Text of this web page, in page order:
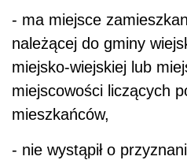
- ma miejsce
należącej do gminy
miejsko-wiejskiej lub
miejscowości liczących
mieszkańców,
- nie wystąpił o